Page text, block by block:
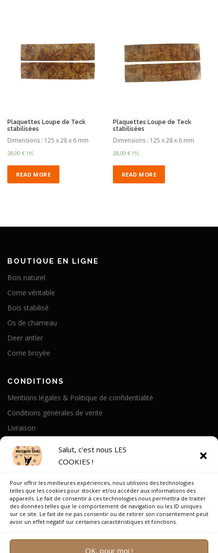
Salut, c'est nous LES
COOKIES !
Pour offrir les meilleures expériences, nous utilisons des technologies
telles que les cookies pour stocker et/ou accéder aux informations des
appareils. Le fait de consentir à ces technologies nous permettra de traiter
des données telles que le comportement de navigation ou les ID uniques
sur ce site. Le fait de ne pas consentir ou de retirer son consentement peut
avoir un effet négatif sur certaines caractéristiques et fonctions.
OK, pour moi !
Plaquettes Loupe de Teck
stabilisées
Dimensions : 125 x 28 x 6 mm
28,00 € TTC
READ MORE
Plaquettes Loupe de Teck
stabilisées
Dimensions : 125 x 28 x 6 mm
28,00€ TTC
READ MORE
BOUTIQUE EN LIGNE
Bois naturel
Corne véritable
Bois stabilisé
Os de chameau
Deer antler
Corne broyée
CONDITIONS
Mentions légales & Politique de confidentialité
Conditions générales de vente
Livraison
Notre Histoire
On parle de nous
Recrutement